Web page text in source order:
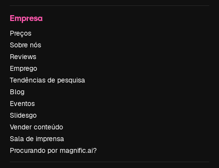
Empresa
Preços
Sobre nós
Reviews
Emprego
Tendências de pesquisa
Blog
Eventos
Slidesgo
Vender conteúdo
Sala de imprensa
Procurando por magnific.ai?